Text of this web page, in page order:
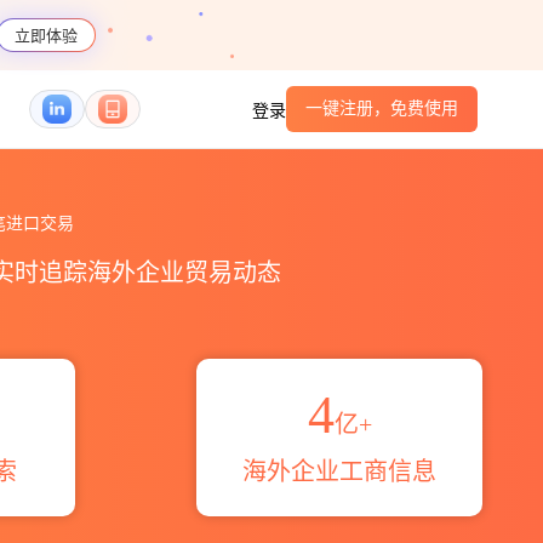
立即体验
登录 一键注册，免费使用
口交易
时追踪海外企业贸易动态
4亿+
海外企业工商信息